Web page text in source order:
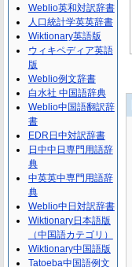
Weblio英和対訳辞書
人口統計学英英辞書
Wiktionary英語版
ウィキペディア英語
版
Weblio例文辞書
白水社 中国語辞典
Weblio中国語翻訳辞
書
EDR日中対訳辞書
日中中日専門用語辞
典
中英英中専門用語辞
典
Weblio中日対訳辞書
Wiktionary日本語版
（中国語カテゴリ）
Wiktionary中国語版
Tatoeba中国語例文